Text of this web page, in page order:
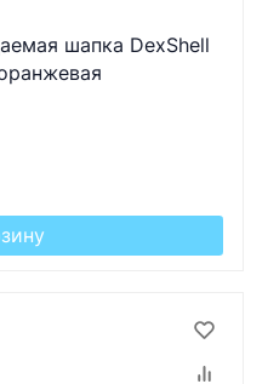
шапка DexShell